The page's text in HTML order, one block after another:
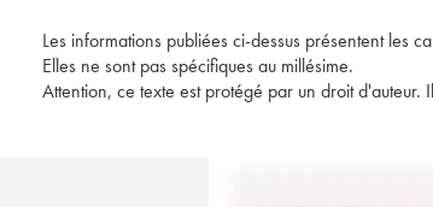
Les informations publiées ci-dessus présentent les
Elles ne sont pas spécifiques au millésime.
Attention, ce texte est protégé par un droit